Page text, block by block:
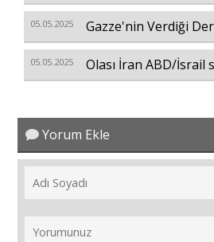
05.05.2025 Gazze'nin Verdiği
05.05.2025 Olası İran ABD/İsrail
Yorum Ekle